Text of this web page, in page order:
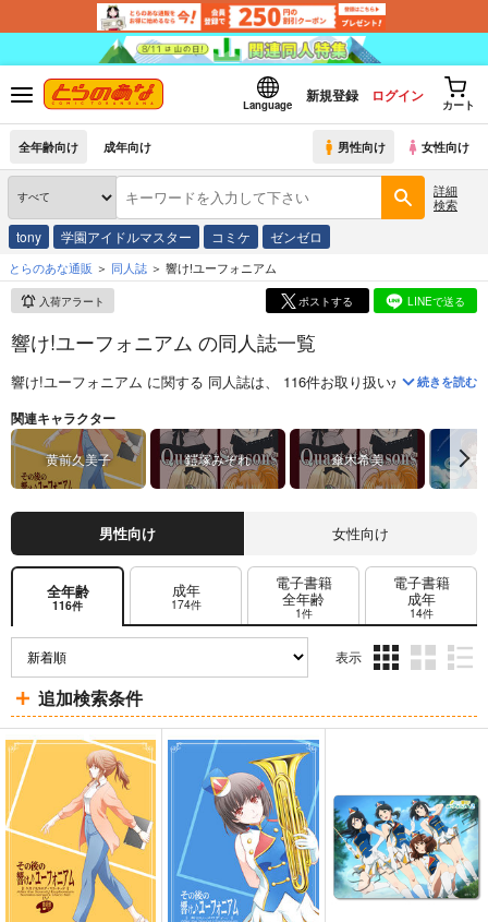
Language
新規登録 ログイン
カート
全年齢向け 成年向け 男性向け 女性向け
詳細
検索
tony 学園アイドルマスター コミケ ゼンゼロ
とらのあな通販 同人誌 響け!ユーフォニアム
入荷アラート ポストする LINEで送る
響け!ユーフォニアム の同人誌一覧
響け!ユーフォニアム に関する 同人誌は、 116件お取り扱いがございます
『響け!ユーフォニアム』とは武田綾乃先生による小説シリーズ。吹奏楽
続きを読む
関連キャラクター
黄前久美子 鎧塚みぞれ 傘木希美 中
男性向け 女性向け
全年齢
116件
成年
174件
電子書籍
全年齢
1件
電子書籍
成年
14件
表示
ム
表
ム
表
ム
表
追加検索条件